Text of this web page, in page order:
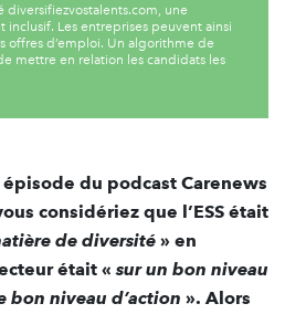
diversifiezvostalents.com, une
Les entreprises peuvent ainsi
offres d’emploi. Un algorithme de
mettre en relation les candidats les
épisode du podcast Carenews
considériez que l’ESS était
de diversité » en
était «sur un bon niveau
bon niveau d’action ». Alors